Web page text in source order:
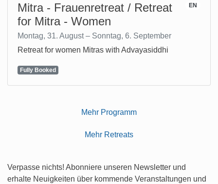
EN
Mitra - Frauenretreat / Retreat
for Mitra - Women
Montag, 31. August – Sonntag, 6. September
Retreat for women Mitras with Advayasiddhi
Fully Booked
Mehr Programm
Mehr Retreats
Verpasse nichts! Abonniere unseren Newsletter und
erhalte Neuigkeiten über kommende Veranstaltungen und